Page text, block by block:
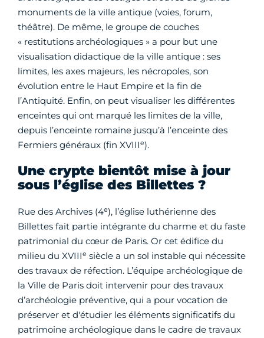
monuments de la ville antique (voies, forum,
théâtre). De même, le groupe de couches
« restitutions archéologiques » a pour but une
visualisation didactique de la ville antique : ses
limites, les axes majeurs, les nécropoles, son
évolution entre le Haut Empire et la fin de
l’Antiquité. Enfin, on peut visualiser les différentes
enceintes qui ont marqué les limites de la ville,
depuis l’enceinte romaine jusqu’à l’enceinte des
Fermiers généraux (fin XVIIIe).
Une crypte bientôt mise à jour
sous l’église des Billettes ?
Rue des Archives (4e), l’église luthérienne des
Billettes fait partie intégrante du charme et du faste
patrimonial du cœur de Paris. Or cet édifice du
milieu du XVIIIe siècle a un sol instable qui nécessite
des travaux de réfection. L’équipe archéologique de
la Ville de Paris doit intervenir pour des travaux
d’archéologie préventive, qui a pour vocation de
préserver et d'étudier les éléments significatifs du
patrimoine archéologique dans le cadre de travaux